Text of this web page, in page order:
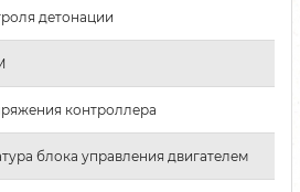
детонации
контроллера
блока управления двигателем